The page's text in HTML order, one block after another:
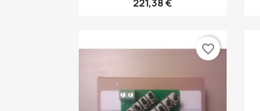
221,38 €
favorite_border